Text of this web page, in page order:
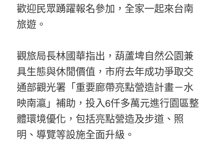
歡迎民眾踴躍報名參加，全家一起來台南
旅遊。
觀旅局長林國華指出，葫蘆埤自然公園兼
具生態與休閒價值，市府去年成功爭取交
通部觀光署「重要廊帶亮點營造計畫－水
映南瀛」補助，投入6仟多萬元進行園區整
體環境優化，包括亮點營造及步道、照
明、導覽等設施全面升級。